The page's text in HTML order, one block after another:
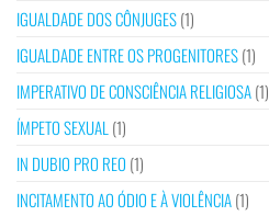
IGUALDADE DOS CÔNJUGES(1)
IGUALDADE ENTRE OS PROGENITORES(1)
IMPERATIVO DE CONSCIÊNCIA RELIGIOSA(1)
ÍMPETO SEXUAL (1)
IN DUBIO PRO REO (1)
INCITAMENTO AO ÓDIO E À VIOLÊNCIA(1)